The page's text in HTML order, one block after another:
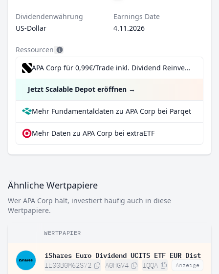
Dividendenwährung
US-Dollar
Earnings Date
4.11.2026
Ressourcen
APA Corp für 0,99€/Trade inkl. Dividend Reinvestment Plan
Jetzt Scalable Depot eröffnen →
Mehr Fundamentaldaten zu APA Corp bei Parqet
Mehr Daten zu APA Corp bei extraETF
Ähnliche Wertpapiere
Wer APA Corp hält, investiert häufig auch in diese
Wertpapiere.
WERTPAPIER
iShares Euro Dividend UCITS ETF EUR Dist
IE00B0M62S72 A0HGV4 IQQA Anzeige